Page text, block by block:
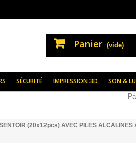
Panier (vide)
SÉCURITÉ IMPRESSION 3D SON &
(20x12pcs) AVEC PILES ALCALINES